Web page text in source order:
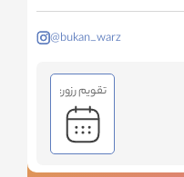
@bukan_warz
تقویم رزور: